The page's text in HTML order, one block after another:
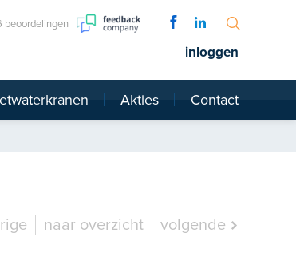
beoordelingen
inloggen
Akties Contact
naar overzicht volgende